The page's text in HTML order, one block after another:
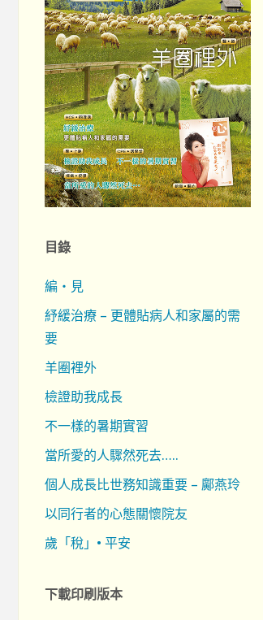
目錄
編‧見
紓緩治療 – 更體貼病人和家屬的需
要
羊圈裡外
檢證助我成長
不一樣的暑期實習
當所愛的人驟然死去…..
個人成長比世務知識重要 – 鄺燕玲
以同行者的心態關懷院友
歲「稅」• 平安
下載印刷版本